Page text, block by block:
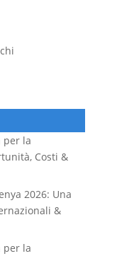
per la
Costi &
2026: Una
&
per la